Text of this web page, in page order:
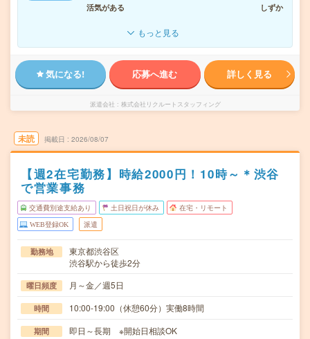
活気がある
しずか
もっと見る
気になる! 応募へ進む 詳しく見る
派遣会社 株式会社リクルートスタッフィング
未読 掲載日 2026/08/07
【週2在宅勤務】時給2000円！10時～＊渋谷
で営業事務
交通費別途支給あり 土日祝日が休み 在宅・リモート
WEB登録OK 派遣
勤務地
東京都渋谷区
渋谷駅から徒歩2分
曜日頻度 月～金／週5日
時間 10:00-19:00（休憩60分）実働8時間
期間 即日～長期 ※開始日相談OK